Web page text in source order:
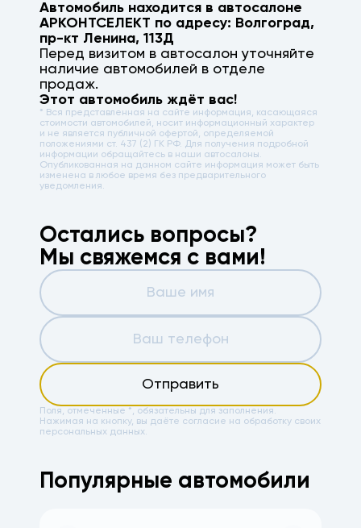
Автомобиль находится в автосалоне
АРКОНТСЕЛЕКТ по адресу: Волгоград,
пр-кт Ленина, 113Д
Перед визитом в автосалон уточняйте
наличие автомобилей в отделе
продаж.
Этот автомобиль ждёт вас!
* Вся представленная на сайте информация, касающаяся
стоимости автомобилей, носит информационный характер
и не является публичной офертой, определяемой
положениями ст. 437 (2) ГК РФ. Для получения подробной
информации обращайтесь в наши автосалоны.
Опубликованная на данном сайте информация может быть
изменена в любое время без предварительного
уведомления.
Остались вопросы?
Мы свяжемся с вами!
Отправить
Поля, отмеченные *, обязательны для заполнения.
Нажимая на кнопку, вы даёте согласие на обработку своих
персональных данных.
Популярные автомобили